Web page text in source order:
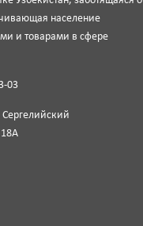
население
и товарами в сфере
03
Сергелийский